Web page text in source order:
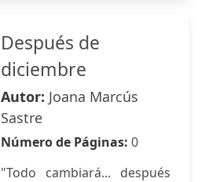
Después de
diciembre
Autor: Joana Marcús
Sastre
Número de Páginas: 0
"Todo cambiará... después